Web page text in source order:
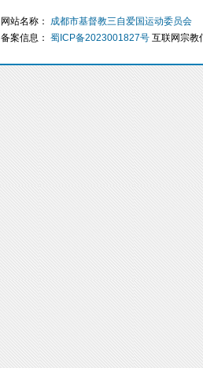
网站名称：
成都市基督教三自爱国运动委员会
备案信息： 蜀ICP备2023001827号互联网宗教